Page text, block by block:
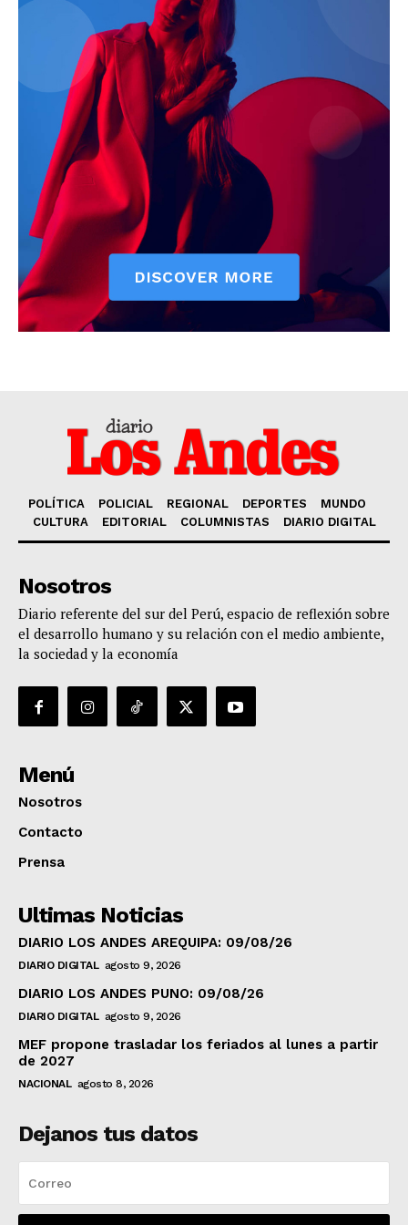
POLÍTICA POLICIAL REGIONAL DEPORTES
MUNDO
CULTURA
EDITORIAL COLUMNISTAS DIARIO DIGITAL
Nosotros
Diario referente del sur del Perú, espacio de reflexión sobre
el desarrollo humano y su relación con el medio ambiente,
la sociedad y la economía
Menú
Nosotros
Contacto
Prensa
Ultimas Noticias
DIARIO LOS ANDES AREQUIPA: 09/08/26
DIARIO DIGITAL agosto 9, 2026
DIARIO LOS ANDES PUNO: 09/08/26
DIARIO DIGITAL agosto 9, 2026
MEF propone trasladar los feriados al lunes a partir
de 2027
NACIONAL agosto 8, 2026
Dejanos tus datos